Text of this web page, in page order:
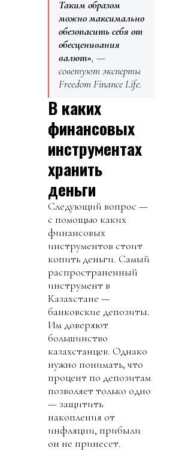
Таким образом
можно максимально
обезопасить себя от
обесценивания
валют», —
советуют эксперты
Freedom Finance Life.
В каких
финансовых
инструментах
хранить
деньги
Следующий вопрос —
с помощью каких
финансовых
инструментов стоит
копить деньги. Самый
распространенный
инструмент в
Казахстане —
банковские депозиты.
Им доверяют
большинство
казахстанцев. Однако
нужно понимать, что
процент по депозитам
позволяет только одно
— защитить
накопления от
инфляции, прибыли
он не принесет.